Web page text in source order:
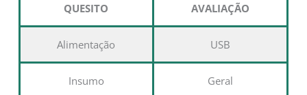
QUESITO AVALIAÇÃO
Alimentação USB
Insumo Geral